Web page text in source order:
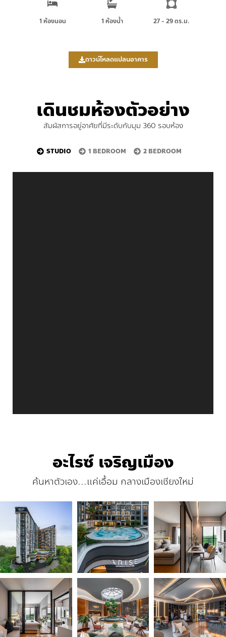
1 ห้องนอน 1 ห้องน้ำ 27 - 29 ตร.ม.
ดาวน์โหลดแปลนอาคาร
เดินชมห้องตัวอย่าง
สัมผัสการอยู่อาศัยที่มีระดับกับมุม 360 รอบห้อง
STUDIO 1 BEDROOM 2 BEDROOM
อะไรซ์ เจริญเมือง
ค้นหาตัวเอง...แค่เอื้อม กลางเมืองเชียงใหม่